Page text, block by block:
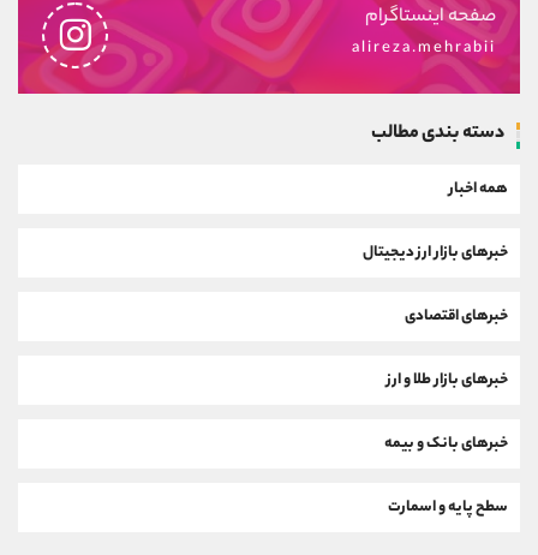
صفحه اینستاگرام
alireza.mehrabii
دسته بندی مطالب
همه اخبار
خبرهای بازار ارز دیجیتال
خبرهای اقتصادی
خبرهای بازار طلا و ارز
خبرهای بانک و بیمه
سطح پایه و اسمارت